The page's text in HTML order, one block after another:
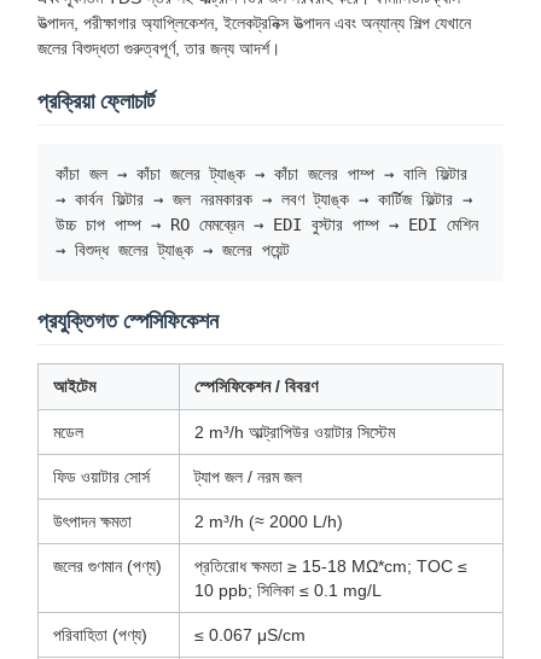
উত্পাদন, পরীক্ষাগার অ্যাপ্লিকেশন, ইলেকট্রনিক্স উত্পাদন এবং অন্যান্য শিল্প যেখানে
জলের বিশুদ্ধতা গুরুত্বপূর্ণ, তার জন্য আদর্শ।
প্রক্রিয়া ফ্লোচার্ট
কাঁচা জল → কাঁচা জলের ট্যাঙ্ক → কাঁচা জলের পাম্প → বালি ফিল্টার
→ কার্বন ফিল্টার → জল নরমকারক → লবণ ট্যাঙ্ক → কার্টিজ ফিল্টার →
উচ্চ চাপ পাম্প → RO মেমব্রেন → EDI বুস্টার পাম্প → EDI মেশিন
→ বিশুদ্ধ জলের ট্যাঙ্ক → জলের পয়েন্ট
প্রযুক্তিগত স্পেসিফিকেশন
আইটেম স্পেসিফিকেশন / বিবরণ
মডেল 2 m³/h আল্ট্রাপিউর ওয়াটার সিস্টেম
ফিড ওয়াটার সোর্স ট্যাপ জল / নরম জল
উৎপাদন ক্ষমতা 2 m³/h (≈ 2000 L/h)
জলের গুণমান (পণ্য)
প্রতিরোধ ক্ষমতা ≥ 15-18 MΩ*cm; TOC ≤
10 ppb; সিলিকা ≤ 0.1 mg/L
পরিবাহিতা (পণ্য) ≤ 0.067 μS/cm